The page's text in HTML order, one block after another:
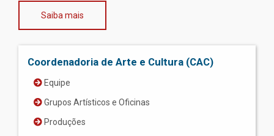
Saiba mais
Coordenadoria de Arte e Cultura (CAC)
Equipe
Grupos Artísticos e Oficinas
Produções